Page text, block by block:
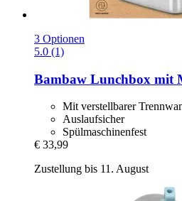
3 Optionen
5.0 (1)
Bambaw Lunchbox mit
Mit verstellbarer
Auslaufsicher
Spülmaschinenfest
€ 33,99
Zustellung bis 11. August